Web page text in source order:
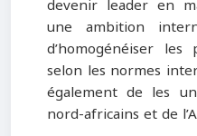
devenir leader en
une ambition
d’homogénéiser
selon les normes
également de les
nord-africains et de